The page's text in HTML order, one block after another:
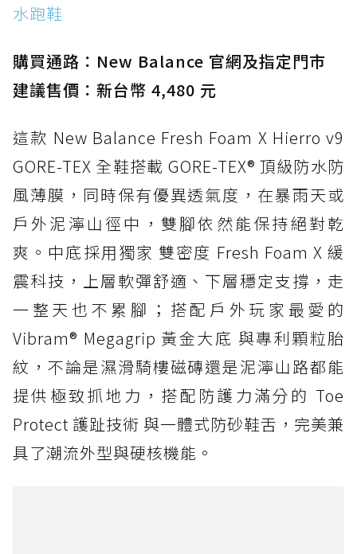
防水鞋推薦 15. Brooks Cascadia 19 GTX：注
水跑鞋
購買通路：New Balance 官網及指定門市
建議售價：新台幣 4,480 元
這款 New Balance Fresh Foam X Hierro v9
GORE-TEX 全鞋搭載 GORE-TEX® 頂級防水防
風薄膜，同時保有優異透氣度，在暴雨天或
戶外泥濘山徑中，雙腳依然能保持絕對乾
爽。中底採用獨家 雙密度 Fresh Foam X 緩
震科技，上層軟彈舒適、下層穩定支撐，走
一整天也不累腳；搭配戶外玩家最愛的
Vibram® Megagrip 黃金大底 與專利顆粒胎
紋，不論是濕滑騎樓磁磚還是泥濘山路都能
提供極致抓地力，搭配防護力滿分的 Toe
Protect 護趾技術 與一體式防砂鞋舌，完美兼
具了潮流外型與硬核機能。